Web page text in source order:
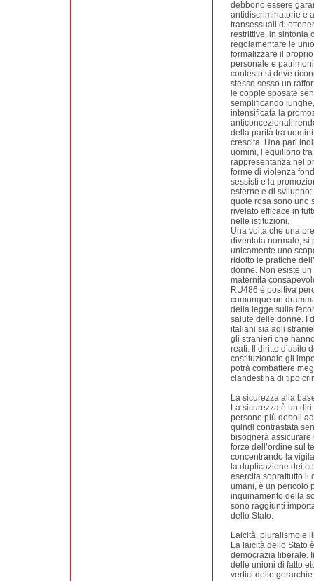
debbono essere
antidiscriminatorie e
transessuali di
restrittive, in sintonia
regolamentare le
formalizzare il
personale e
contesto si deve
stesso sesso un
le coppie sposate
semplificando
intensificata la
anticoncezionali
della parità tra
crescita. Una pari
uomini, l’equilibrio
rappresentanza nel
forme di violenza
sessisti e la
esterne e di
quote rosa sono uno
rivelato efficace in
nelle istituzioni.
Una volta che una
diventata normale, si
unicamente uno
ridotto le pratiche
donne. Non esiste un
maternità
RU486 è positiva
comunque un
della legge sulla
salute delle donne. I
italiani sia agli
gli stranieri che
reati. Il diritto d’asilo
costituzionale gli
potrà combattere
clandestina di tipo
La sicurezza alla
La sicurezza è un
persone più deboli
quindi contrastata
bisognerà
forze dell’ordine sul
concentrando la
la duplicazione dei
esercita soprattutto il
umani, è un pericolo
inquinamento della
sono raggiunti
dello Stato.
Laicità, pluralismo e
La laicità dello Stato
democrazia liberale.
delle unioni di fatto
vertici delle